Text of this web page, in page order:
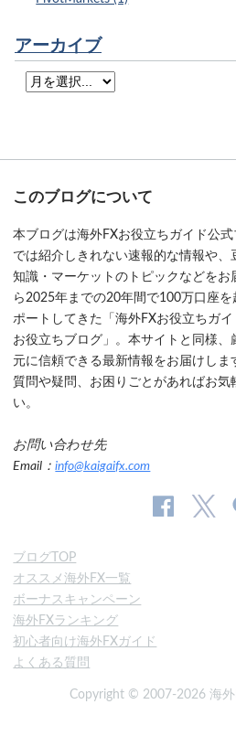
アーカイブ
このブログについて
本ブログは海外FXお役立ちガイド公
では紹介しきれない速報的な情報や
知識・マーケットのトピックなどを
ら2025年までの20年間で100万口座
ポートしてきた「海外FXお役立ちガ
お役立ちブログ」。本サイトと同様
元に信頼できる最新情報をお届けしま
質問や疑問、お困りごとがあればお気
い。
お問い合わせ先
Email：info@kaigaifx.com
ブログTOP
オススメ海外FX一覧
ボーナスキャンペーン
海外FXランキング
初心者向け海外FXガイド
よくある質問
Copyright © 2007-2026 海外